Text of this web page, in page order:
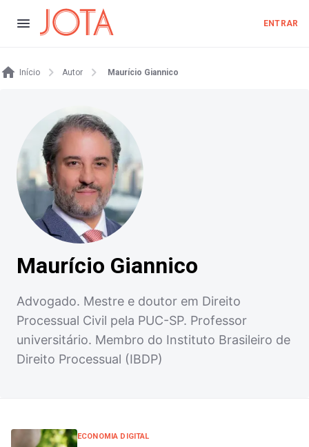
ENTRAR
Início Autor Maurício Giannico
Maurício Giannico
Advogado. Mestre e doutor em Direito
Processual Civil pela PUC-SP. Professor
universitário. Membro do Instituto Brasileiro de
Direito Processual (IBDP)
ECONOMIA DIGITAL